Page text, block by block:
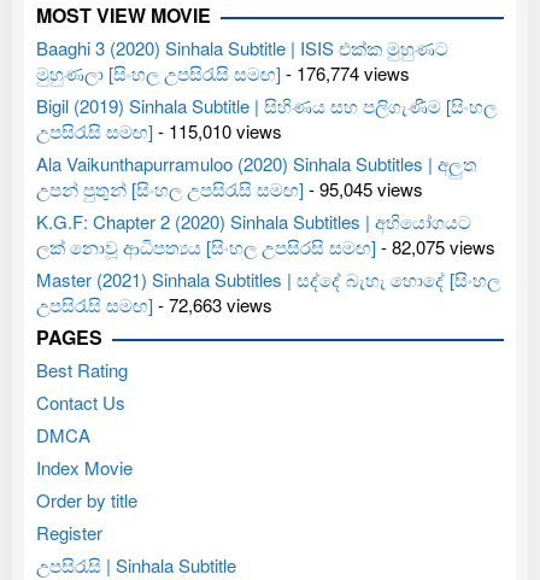
MOST VIEW MOVIE
Baaghi 3 (2020) Sinhala Subtitle | ISIS එක්ක මුහුණට
මුහුණලා [සිංහල උපසිරැසි සමඟ]- 176,774 views
Bigil (2019) Sinhala Subtitle | සිහිණය සහ පලිගැණීම [සිංහල
උපසිරැසි සමඟ]- 115,010 views
Ala Vaikunthapurramuloo (2020) Sinhala Subtitles | අලුත
උපන් පුතුන් [සිංහල උපසිරැසි සමඟ]- 95,045 views
K.G.F: Chapter 2 (2020) Sinhala Subtitles | අභියෝගයට
ලක් නොවූ ආධිපත්‍යය [සිංහල උපසිරසි සමඟ]- 82,075 views
Master (2021) Sinhala Subtitles | සද්දේ බැහැ හොදේ [සිංහල
උපසිරැසි සමඟ]- 72,663 views
PAGES
Best Rating
Contact Us
DMCA
Index Movie
Order by title
Register
උපසිරැසි | Sinhala Subtitle